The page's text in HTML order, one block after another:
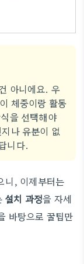
아니에요. 우
체중이랑 활동
을 선택해야
나 유분이 없
니다.
니, 이제부터는
설치 과정을 자세
바탕으로 꿀팁만